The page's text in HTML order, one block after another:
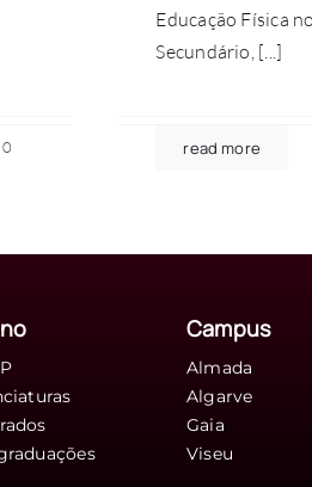
Educação Física
Secundário, [...]
read more
Campus
Almada
Algarve
Gaia
Viseu